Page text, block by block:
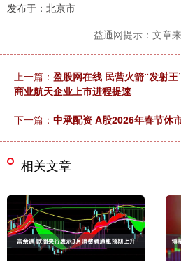
发布于：北京市
益通网提示：文章
上一篇： 盈股网在线 民营火箭“发射
商业航天企业上市进程提速
下一篇： 中承配资 A股2026年春节休
相关文章